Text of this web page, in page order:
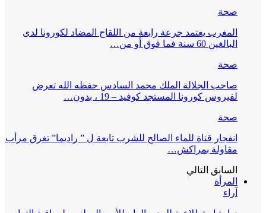
صحة
المغرب يعتمد جرعة رابعة من اللقاح المضاد لكورونا لدى
البالغين 60 سنة فما فوق أو من…
صحة
صاحب الجلالة الملك محمد السادس حفظه الله تعرض
لفيروس كورونا المستجد كوفيد – 19 ، بدون…
صحة
انفجار قناة للماء الصالح للشرب تابعة ل ” راديما” تغرق مرأب
مقاولة بمراكش…
السابق التالي
المرأة
آراء